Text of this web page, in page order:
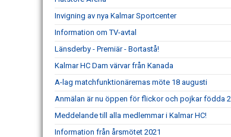
Invigning av nya Kalmar Sportcenter
Information om TV-avtal
Länsderby - Premiär - Bortastå!
Kalmar HC Dam värvar från Kanada
A-lag matchfunktionärernas möte 18 augusti
Anmälan är nu öppen för flickor och pojkar födda
Meddelande till alla medlemmar i Kalmar HC!
Information från årsmötet 2021